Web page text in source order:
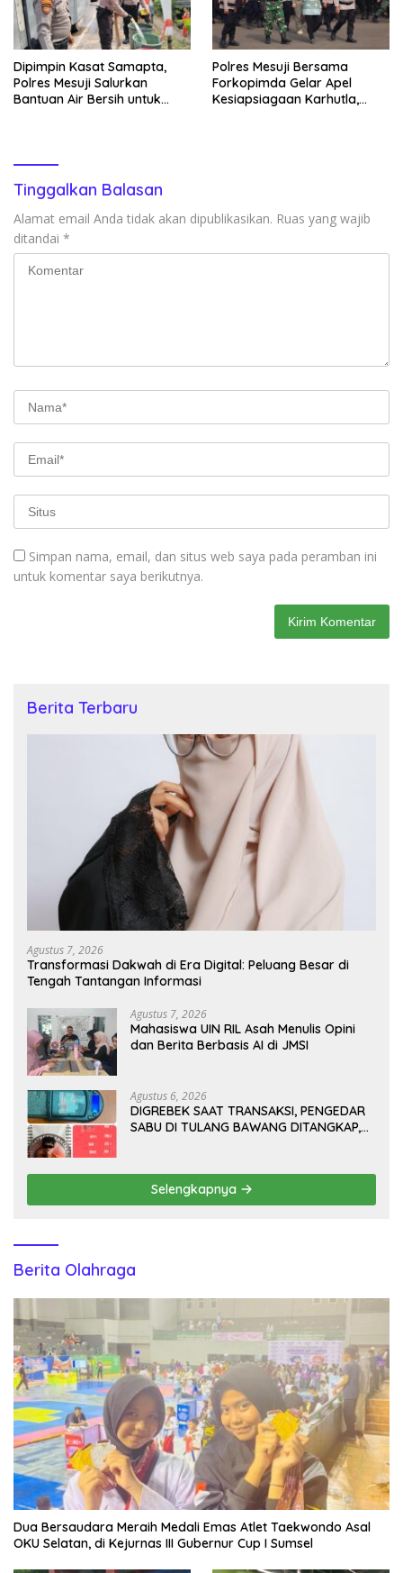
Dipimpin Kasat Samapta,
Polres Mesuji Salurkan
Bantuan Air Bersih untuk
Polres Mesuji Bersama
Forkopimda Gelar Apel
Kesiapsiagaan Karhutla,
Tinggalkan Balasan
Alamat email Anda tidak akan dipublikasikan. Ruas yang wajib
ditandai *
Simpan nama, email, dan situs web saya pada peramban ini
untuk komentar saya berikutnya.
Berita Terbaru
Agustus 7, 2026
Transformasi Dakwah di Era Digital: Peluang Besar di
Tengah Tantangan Informasi
Agustus 7, 2026
Mahasiswa UIN RIL Asah Menulis Opini
dan Berita Berbasis AI di JMSI
Agustus 6, 2026
DIGREBEK SAAT TRANSAKSI, PENGEDAR
SABU DI TULANG BAWANG DITANGKAP,
Selengkapnya
Berita Olahraga
Dua Bersaudara Meraih Medali Emas Atlet Taekwondo Asal
OKU Selatan, di Kejurnas III Gubernur Cup I Sumsel